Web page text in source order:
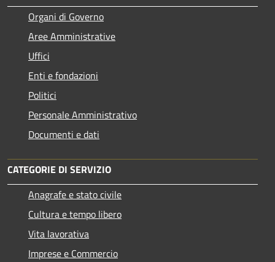
Organi di Governo
Aree Amministrative
Uffici
Enti e fondazioni
Politici
Personale Amministrativo
Documenti e dati
CATEGORIE DI SERVIZIO
Anagrafe e stato civile
Cultura e tempo libero
Vita lavorativa
Imprese e Commercio